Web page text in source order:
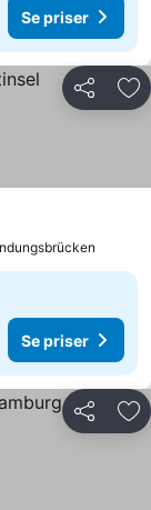
Se priser
Del
Se priser
Del